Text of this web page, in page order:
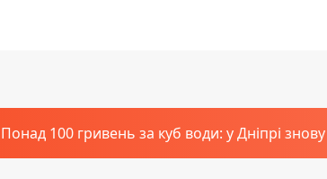
Понад 100 гривень за куб води: у Дніпрі